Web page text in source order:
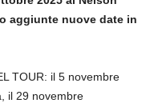
aggiunte nuove date in
TOUR: il 5 novembre
il 29 novembre